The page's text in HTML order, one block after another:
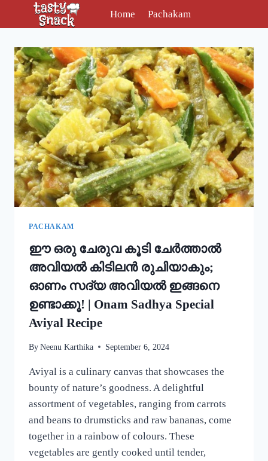
Home Pachakam
PACHAKAM
ഈ ഒരു ചേരുവ കൂടി ചേർത്താൽ
അവിയൽ കിടിലൻ രുചിയാകും;
ഓണം സദ്യ അവിയൽ ഇങ്ങനെ
ഉണ്ടാക്കൂ! | Onam Sadhya Special
Aviyal Recipe
By Neenu Karthika September 6, 2024
Aviyal is a culinary canvas that showcases the
bounty of nature’s goodness. A delightful
assortment of vegetables, ranging from carrots
and beans to drumsticks and raw bananas, come
together in a rainbow of colours. These
vegetables are gently cooked until tender,